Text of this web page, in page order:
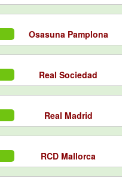
Osasuna Pamplona
Real Sociedad
Real Madrid
RCD Mallorca